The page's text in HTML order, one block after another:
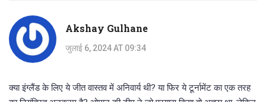
Akshay Gulhane
जुलाई 6, 2024 AT 09:34
क्या इंग्लैंड के लिए ये जीत वास्तव में अनिवार्य थी? या फिर ये टूर्नामेंट का एक तरह